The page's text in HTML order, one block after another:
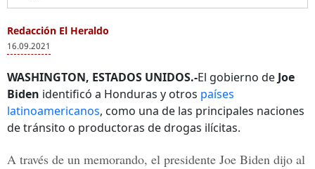
Redacción El Heraldo
16.09.2021
WASHINGTON, ESTADOS UNIDOS.-El gobierno de Joe
Biden identificó a Honduras y otros países
latinoamericanos, como una de las principales naciones
de tránsito o productoras de drogas ilícitas.
A través de un memorando, el presidente Joe Biden dijo al